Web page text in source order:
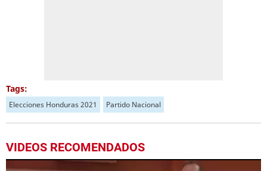
Tags:
Elecciones Honduras 2021 Partido Nacional
VIDEOS RECOMENDADOS